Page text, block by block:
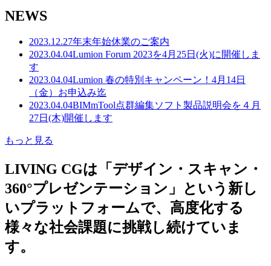
NEWS
2023.12.27年末年始休業のご案内
2023.04.04Lumion Forum 2023を4月25日(火)に開催しま
す
2023.04.04Lumion 春の特別キャンペーン！4月14日
（金）お申込み迄
2023.04.04BIMmTool点群編集ソフト製品説明会を４月
27日(木)開催します
もっと見る
LIVING CGは「デザイン・スキャン・
360°プレゼンテーション」という新し
いプラットフォームで、高度化する
様々な社会課題に挑戦し続けていま
す。